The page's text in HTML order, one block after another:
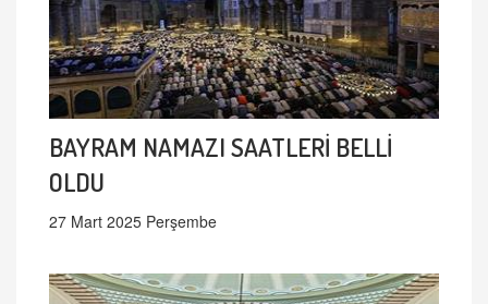
BAYRAM NAMAZI SAATLERİ BELLİ
OLDU
27 Mart 2025 Perşembe